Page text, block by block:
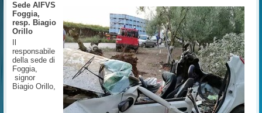
Sede AIFVS
Foggia,
resp. Biagio
Orillo
responsabile
della sede di
Foggia,
signor
Biagio Orillo,